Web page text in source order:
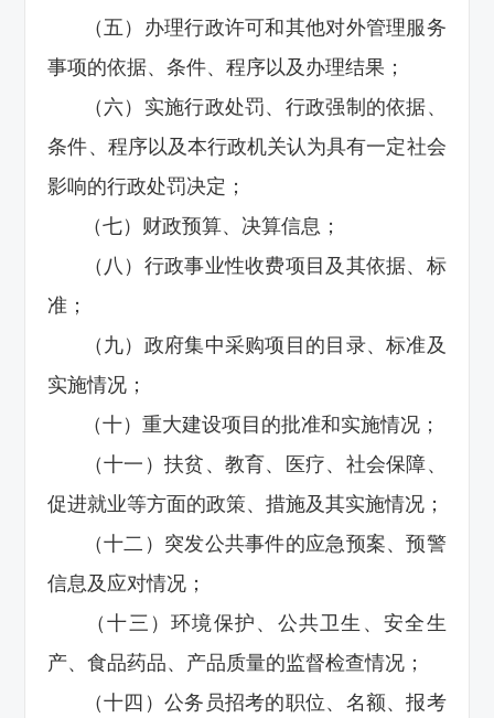
（五）办理行政许可和其他对外管理服务
事项的依据、条件、程序以及办理结果；
（六）实施行政处罚、行政强制的依据、
条件、程序以及本行政机关认为具有一定社会
影响的行政处罚决定；
（七）财政预算、决算信息；
（八）行政事业性收费项目及其依据、标
准；
（九）政府集中采购项目的目录、标准及
实施情况；
（十）重大建设项目的批准和实施情况；
（十一）扶贫、教育、医疗、社会保障、
促进就业等方面的政策、措施及其实施情况；
（十二）突发公共事件的应急预案、预警
信息及应对情况；
（十三）环境保护、公共卫生、安全生
产、食品药品、产品质量的监督检查情况；
（十四）公务员招考的职位、名额、报考